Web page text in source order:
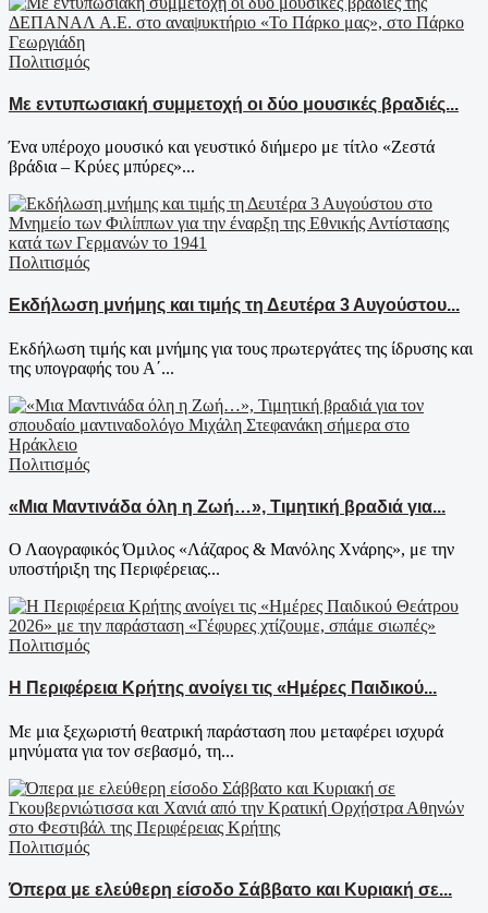
Πολιτισμός
Με εντυπωσιακή συμμετοχή οι δύο μουσικές βραδιές...
Ένα υπέροχο μουσικό και γευστικό διήμερο με τίτλο «Ζεστά
βράδια – Κρύες μπύρες»...
Πολιτισμός
Εκδήλωση μνήμης και τιμής τη Δευτέρα 3 Αυγούστου...
Εκδήλωση τιμής και μνήμης για τους πρωτεργάτες της ίδρυσης και
της υπογραφής του Α΄...
Πολιτισμός
«Μια Μαντινάδα όλη η Ζωή…», Τιμητική βραδιά για...
Ο Λαογραφικός Όμιλος «Λάζαρος & Μανόλης Χνάρης», με την
υποστήριξη της Περιφέρειας...
Πολιτισμός
Η Περιφέρεια Κρήτης ανοίγει τις «Ημέρες Παιδικού...
Με μια ξεχωριστή θεατρική παράσταση που μεταφέρει ισχυρά
μηνύματα για τον σεβασμό, τη...
Πολιτισμός
Όπερα με ελεύθερη είσοδο Σάββατο και Κυριακή σε...